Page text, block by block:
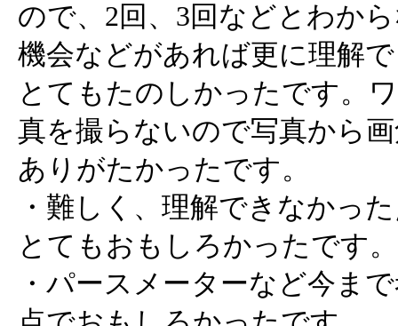
ので、2回、3回などとわか
機会などがあれば更に理解
とてもたのしかったです。
真を撮らないので写真から
ありがたかったです。
・難しく、理解できなかっ
とてもおもしろかったです。
・パースメーターなど今ま